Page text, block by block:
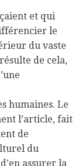
et qui
le
du vaste
de cela,
humaines. Le
l’article, fait
de
du
assurer la